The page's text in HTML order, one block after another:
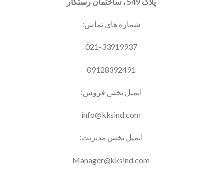
شماره های تماس:
021-33919937
09128392491
ایمیل بخش فروش:
info@kksind.com
ایمیل بخش مدیریت:
Manager@kksind.com